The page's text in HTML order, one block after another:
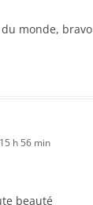
monde, bravo
h 56 min
beauté